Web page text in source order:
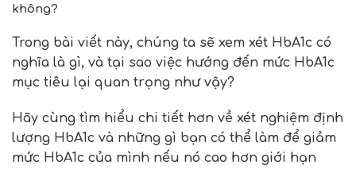
không?
Trong bài viết này, chúng ta sẽ xem xét HbA1c có
nghĩa là gì, và tại sao việc hướng đến mức HbA1c
mục tiêu lại quan trọng như vậy?
Hãy cùng tìm hiểu chi tiết hơn về xét nghiệm định
lượng HbA1c và những gì bạn có thể làm để giảm
mức HbA1c của mình nếu nó cao hơn giới hạn